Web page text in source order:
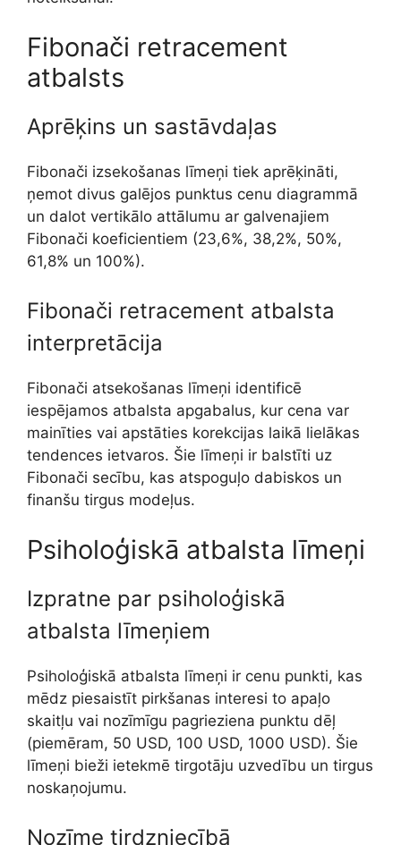
Fibonači retracement
atbalsts
Aprēķins un sastāvdaļas
Fibonači izsekošanas līmeņi tiek aprēķināti,
ņemot divus galējos punktus cenu diagrammā
un dalot vertikālo attālumu ar galvenajiem
Fibonači koeficientiem (23,6%, 38,2%, 50%,
61,8% un 100%).
Fibonači retracement atbalsta
interpretācija
Fibonači atsekošanas līmeņi identificē
iespējamos atbalsta apgabalus, kur cena var
mainīties vai apstāties korekcijas laikā lielākas
tendences ietvaros. Šie līmeņi ir balstīti uz
Fibonači secību, kas atspoguļo dabiskos un
finanšu tirgus modeļus.
Psiholoģiskā atbalsta līmeņi
Izpratne par psiholoģiskā
atbalsta līmeņiem
Psiholoģiskā atbalsta līmeņi ir cenu punkti, kas
mēdz piesaistīt pirkšanas interesi to apaļo
skaitļu vai nozīmīgu pagrieziena punktu dēļ
(piemēram, 50 USD, 100 USD, 1000 USD). Šie
līmeņi bieži ietekmē tirgotāju uzvedību un tirgus
noskaņojumu.
Nozīme tirdzniecībā